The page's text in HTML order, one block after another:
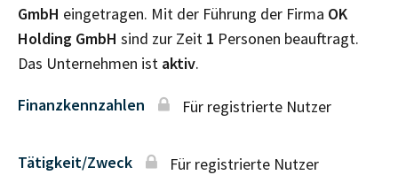
GmbH eingetragen. Mit der Führung der Firma OK
Holding GmbH sind zur Zeit 1 Personen beauftragt.
Das Unternehmen ist aktiv.
Finanzkennzahlen Für registrierte Nutzer
Tätigkeit/Zweck Für registrierte Nutzer